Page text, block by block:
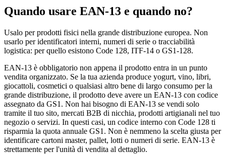
Quando usare EAN-13 e quando no?
Usalo per prodotti fisici nella grande distribuzione europea. Non
usarlo per identificatori interni, numeri di serie o tracciabilità
logistica: per quello esistono Code 128, ITF-14 o GS1-128.
EAN-13 è obbligatorio non appena il prodotto entra in un punto
vendita organizzato. Se la tua azienda produce yogurt, vino, libri,
giocattoli, cosmetici o qualsiasi altro bene di largo consumo per la
grande distribuzione, il prodotto deve avere un EAN-13 con codice
assegnato da GS1. Non hai bisogno di EAN-13 se vendi solo
tramite il tuo sito, mercati B2B di nicchia, prodotti artigianali nel tuo
negozio o servizi. In questi casi, un codice interno con Code 128 ti
risparmia la quota annuale GS1. Non è nemmeno la scelta giusta per
identificare cartoni master, pallet, lotti o numeri di serie. EAN-13 è
strettamente per l'unità di vendita al dettaglio.